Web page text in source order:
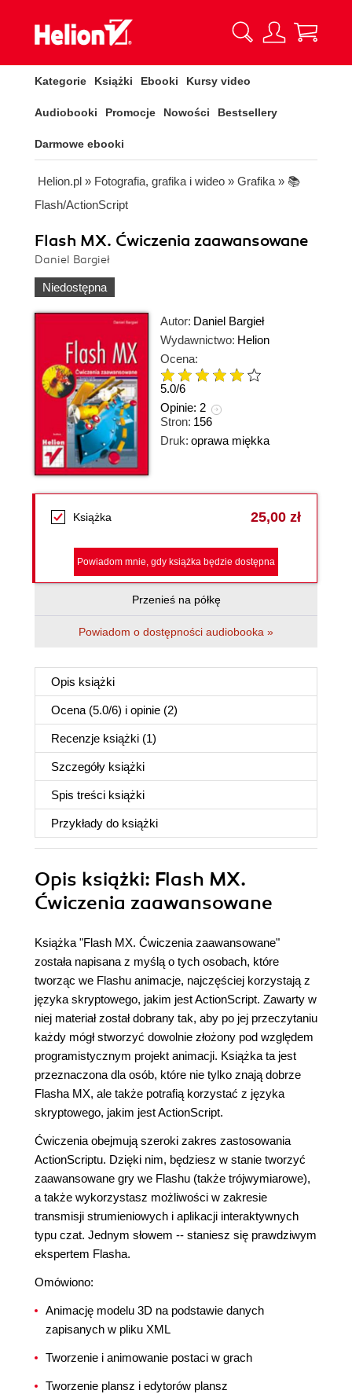
Kategorie Książki Ebooki Kursy video
Audiobooki Promocje Nowości Bestsellery
Darmowe ebooki
Helion.pl » Fotografia, grafika i wideo » Grafika » 📚
Flash/ActionScript
Flash MX. Ćwiczenia zaawansowane
Daniel Bargieł
Niedostępna
Autor: Daniel Bargieł
Wydawnictwo: Helion
Ocena:
5.0/6
Opinie: 2
Stron: 156
Druk: oprawa miękka
Książka 25,00 zł
Powiadom mnie, gdy książka będzie dostępna
Przenieś na półkę
Powiadom o dostępności audiobooka »
Opis książki
Ocena (5.0/6) i opinie (2)
Recenzje książki (1)
Szczegóły książki
Spis treści książki
Przykłady do książki
Opis książki: Flash MX.
Ćwiczenia zaawansowane
Książka "Flash MX. Ćwiczenia zaawansowane"
została napisana z myślą o tych osobach, które
tworząc we Flashu animacje, najczęściej korzystają z
języka skryptowego, jakim jest ActionScript. Zawarty w
niej materiał został dobrany tak, aby po jej przeczytaniu
każdy mógł stworzyć dowolnie złożony pod względem
programistycznym projekt animacji. Książka ta jest
przeznaczona dla osób, które nie tylko znają dobrze
Flasha MX, ale także potrafią korzystać z języka
skryptowego, jakim jest ActionScript.
Ćwiczenia obejmują szeroki zakres zastosowania
ActionScriptu. Dzięki nim, będziesz w stanie tworzyć
zaawansowane gry we Flashu (także trójwymiarowe),
a także wykorzystasz możliwości w zakresie
transmisji strumieniowych i aplikacji interaktywnych
typu czat. Jednym słowem -- staniesz się prawdziwym
ekspertem Flasha.
Omówiono:
Animację modelu 3D na podstawie danych
zapisanych w pliku XML
Tworzenie i animowanie postaci w grach
Tworzenie plansz i edytorów plansz